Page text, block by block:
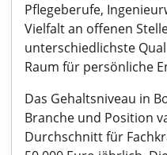
Pflegeberufe,
Vielfalt an offenen
unterschiedlichste
Raum für persönliche
Das Gehaltsniveau in
Branche und Position
Durchschnitt für